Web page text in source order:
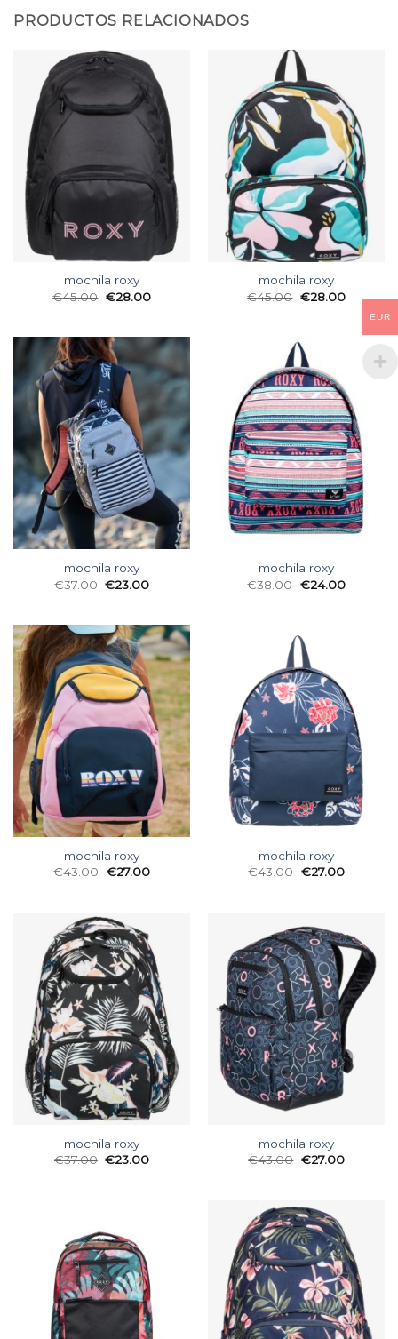
PRODUCTOS RELACIONADOS
mochila roxy
€45.00 €28.00
mochila roxy
€45.00 €28.00
mochila roxy
€37.00 €23.00
mochila roxy
€38.00 €24.00
mochila roxy
€43.00 €27.00
mochila roxy
€43.00 €27.00
mochila roxy
€37.00 €23.00
mochila roxy
€43.00 €27.00
EUR